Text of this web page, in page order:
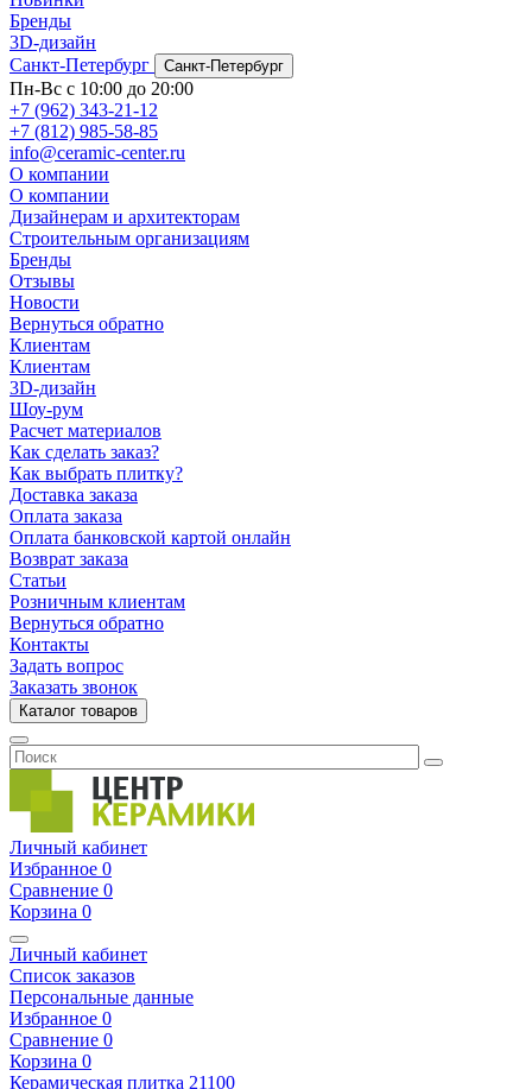
Бренды
3D-дизайн
Санкт-Петербург
Санкт-Петербург
Пн-Вс с 10:00 до 20:00
+7 (962) 343-21-12
+7 (812) 985-58-85
info@ceramic-center.ru
О компании
О компании
Дизайнерам и архитекторам
Строительным организациям
Бренды
Отзывы
Новости
Вернуться обратно
Клиентам
Клиентам
3D-дизайн
Шоу-рум
Расчет материалов
Как сделать заказ?
Как выбрать плитку?
Доставка заказа
Оплата заказа
Оплата банковской картой онлайн
Возврат заказа
Статьи
Розничным клиентам
Вернуться обратно
Контакты
Задать вопрос
Заказать звонок
Каталог товаров
Личный кабинет
Избранное 0
Сравнение 0
Корзина 0
Личный кабинет
Список заказов
Персональные данные
Избранное 0
Сравнение 0
Корзина 0
Керамическая плитка 21100